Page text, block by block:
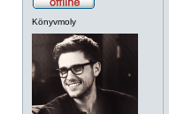
Könyvmoly